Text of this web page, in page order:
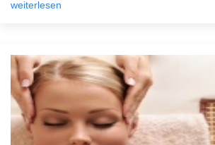
weiterlesen